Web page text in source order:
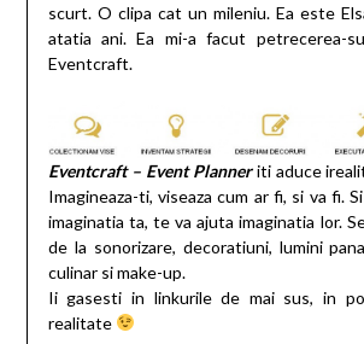
scurt. O clipa cat un mileniu. Ea este
atatia ani. Ea mi-a facut petrecerea-
Eventcraft.
Eventcraft – Event Planneriti aduce
Imagineaza-ti, viseaza cum ar fi, si va fi.
imaginatia ta, te va ajuta imaginatia lor.
de la sonorizare, decoratiuni, lumini
culinar si make-up.
Ii gasesti in linkurile de mai sus, in
realitate